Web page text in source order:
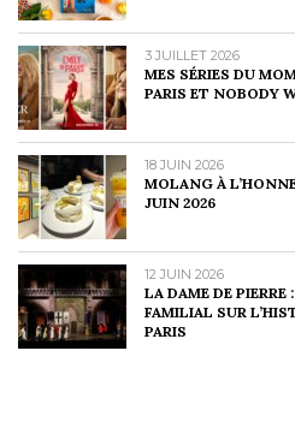
3 JUILLET 2026
MES SÉRIES DU
PARIS ET NOBODY
18 JUIN 2026
MOLANG À
JUIN 2026
12 JUIN 2026
LA DAME DE
FAMILIAL SUR
PARIS